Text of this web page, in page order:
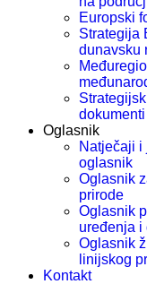
Europski
Strategija
dunavsku
dokumenti
Oglasnik
Natječaji i
oglasnik
Oglasnik
prirode
Oglasnik
uređenja i
Oglasnik
linijskog
Kontakt